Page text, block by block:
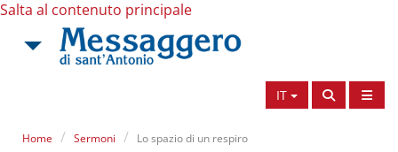
Salta al contenuto principale
IT
Home Sermoni Lo spazio di un respiro